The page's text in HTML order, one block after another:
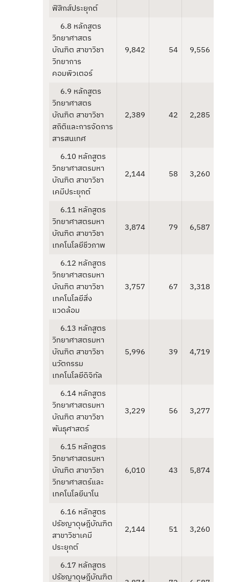
ฟิสิกส์ประยุกต์
6.8 หลักสูตร
วิทยาศาสตร
บัณฑิต สาขาวิชา
วิทยาการ
คอมพิวเตอร์
9,842 54 9,556
6.9 หลักสูตร
วิทยาศาสตร
บัณฑิต สาขาวิชา
สถิติและการจัดการ
สารสนเทศ
2,389 42 2,285
6.10 หลักสูตร
วิทยาศาสตรมหา
บัณฑิต สาขาวิชา
เคมีประยุกต์
2,144 58 3,260
6.11 หลักสูตร
วิทยาศาสตรมหา
บัณฑิต สาขาวิชา
เทคโนโลยีชีวภาพ
3,874 79 6,587
6.12 หลักสูตร
วิทยาศาสตรมหา
บัณฑิต สาขาวิชา
เทคโนโลยีสิ่ง
แวดล้อม
3,757 67 3,318
6.13 หลักสูตร
วิทยาศาสตรมหา
บัณฑิต สาขาวิชา
นวัตกรรม
เทคโนโลยีดิจิทัล
5,996 39 4,719
6.14 หลักสูตร
วิทยาศาสตรมหา
บัณฑิต สาขาวิชา
พันธุศาสตร์
3,229 56 3,277
6.15 หลักสูตร
วิทยาศาสตรมหา
บัณฑิต สาขาวิชา
วิทยาศาสตร์และ
เทคโนโลยีนาโน
6,010 43 5,874
6.16 หลักสูตร
ปรัชญาดุษฎีบัณฑิต
สาขาวิชาเคมี
ประยุกต์
2,144 51 3,260
6.17 หลักสูตร
ปรัชญาดุษฎีบัณฑิต